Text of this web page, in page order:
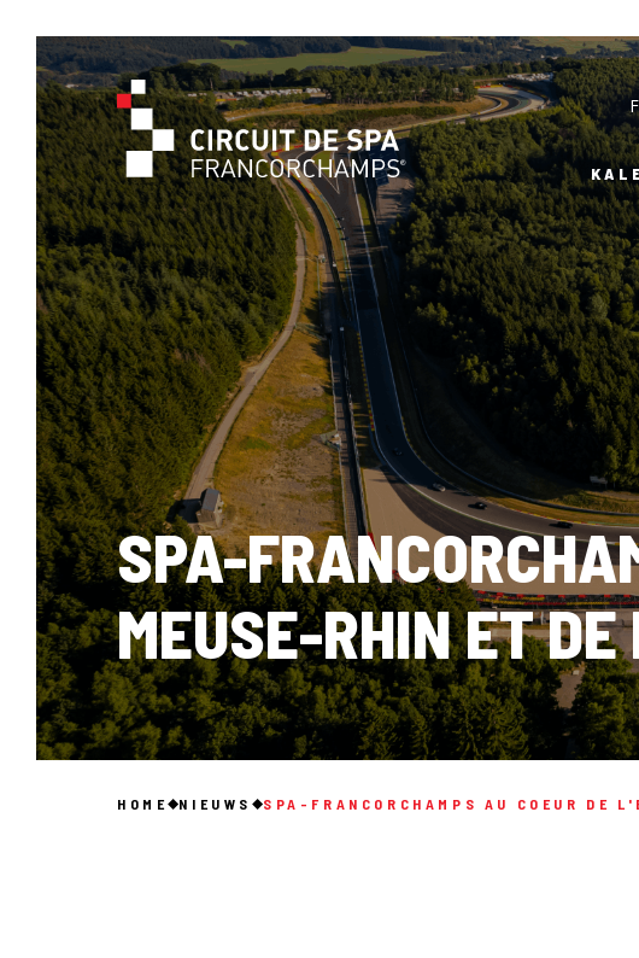
SPA-
MEUSE-RHIN ET
HOME NIEUWS SPA-FRANCORCHAMPS AU COEUR DE